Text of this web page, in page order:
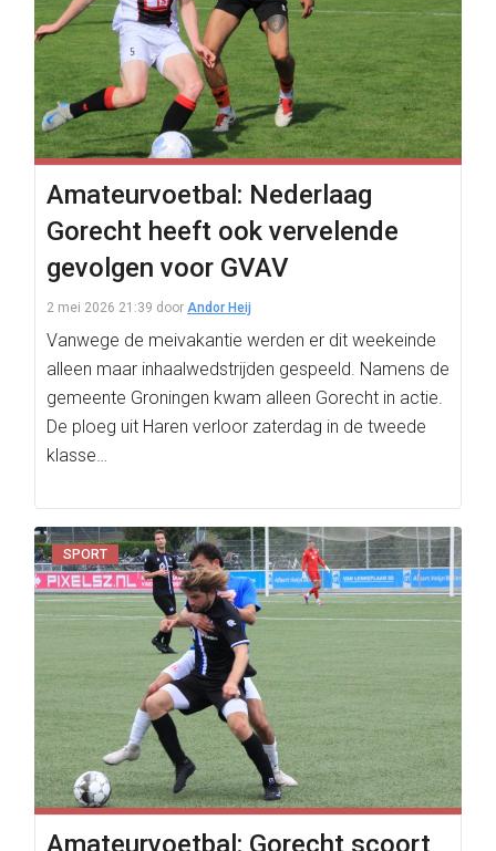
Amateurvoetbal: Nederlaag
Gorecht heeft ook vervelende
gevolgen voor GVAV
2 mei 2026 21:39 door Andor Heij
Vanwege de meivakantie werden er dit weekeinde
alleen maar inhaalwedstrijden gespeeld. Namens de
gemeente Groningen kwam alleen Gorecht in actie.
De ploeg uit Haren verloor zaterdag in de tweede
klasse…
SPORT
Amateurvoetbal: Gorecht scoort